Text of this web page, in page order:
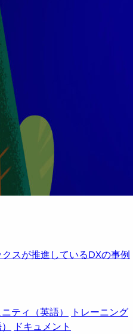
スが推進しているDXの事例
ティ（英語）
トレーニング
ドキュメント